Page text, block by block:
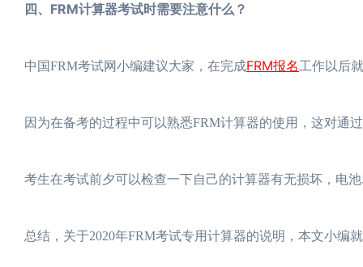
四、FRM计算器考试时需要注意什么？
中国FRM考试网小编建议大家，在完成FRM报名工作以后
因为在备考的过程中可以熟悉FRM计算器的使用，这对通
考生在考试前夕可以检查一下自己的计算器有无损坏，电
总结，关于2020年FRM考试专用计算器的说明，本文小编